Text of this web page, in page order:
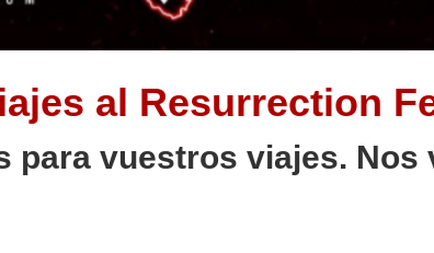
al Resurrection
para vuestros viajes. Nos